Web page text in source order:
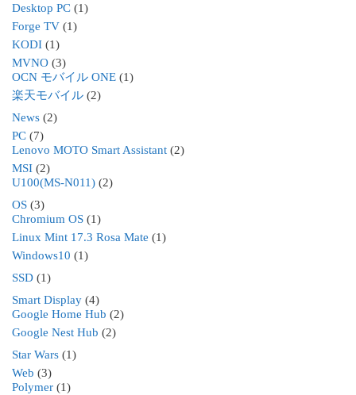
Desktop PC (1)
Forge TV (1)
KODI (1)
MVNO (3)
OCN モバイル ONE (1)
楽天モバイル (2)
News (2)
PC (7)
Lenovo MOTO Smart Assistant (2)
MSI (2)
U100(MS-N011) (2)
OS (3)
Chromium OS (1)
Linux Mint 17.3 Rosa Mate (1)
Windows10 (1)
SSD (1)
Smart Display (4)
Google Home Hub (2)
Google Nest Hub (2)
Star Wars (1)
Web (3)
Polymer (1)